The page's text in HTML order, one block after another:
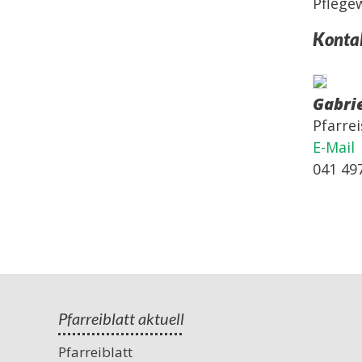
E-Mail
041
Pfarreiblatt aktuell
Pfarreiblatt